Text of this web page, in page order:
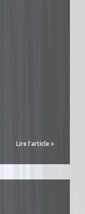
Lire l'article